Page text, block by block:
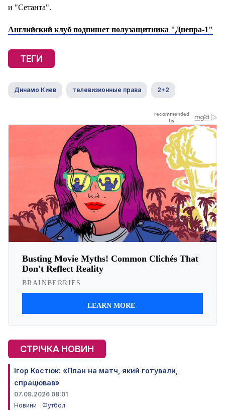
и "Сетанта".
Английский клуб подпишет полузащитника "Днепра-1"
ТЕГИ
Динамо Киев телевизионные права 2+2
СТРІЧКА НОВИН
Ігор Костюк: «План на матч, який готували,
спрацював»
07.08.2026 08:01
Новини
Футбол